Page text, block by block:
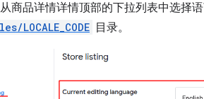
商品详情详情顶部的下拉列表中选择
LOCALE_CODE 目录。